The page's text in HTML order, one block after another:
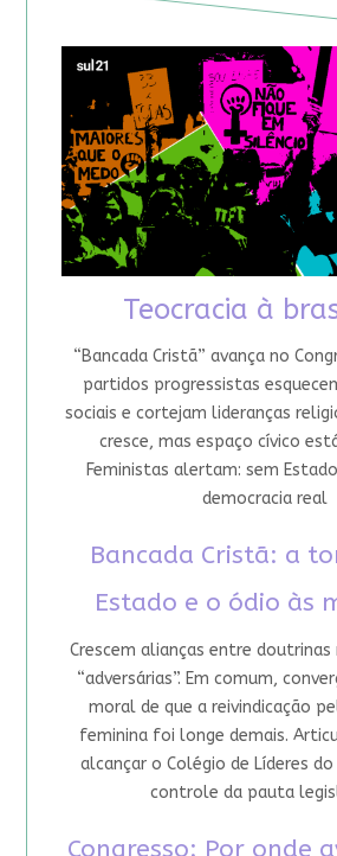
Teocracia à
“Bancada Cristã” avança no
partidos progressistas
sociais e cortejam lideranças
cresce, mas espaço cívico
Feministas alertam: sem
democracia real
Bancada Cristã: a
Estado e o ódio às
Crescem alianças entre
“adversárias”. Em comum,
moral de que a reivindicação
feminina foi longe demais.
alcançar o Colégio de Líderes
controle da pauta
Congresso: Por onde